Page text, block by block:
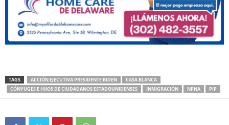
TAGS ACCIÓN EJECUTIVA PRESIDENTE BIDEN
CASA BLANCA
CÓNYUGES E HIJOS DE CIUDADANOS ESTADOUNIDENSES
INMIGRACIÓN NPNA PIP